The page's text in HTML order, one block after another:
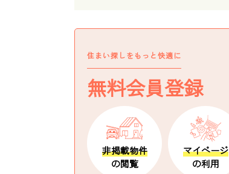
住まい探しをもっと快適に
無料会員登録
非掲載物件
の閲覧
マイページ
の利用